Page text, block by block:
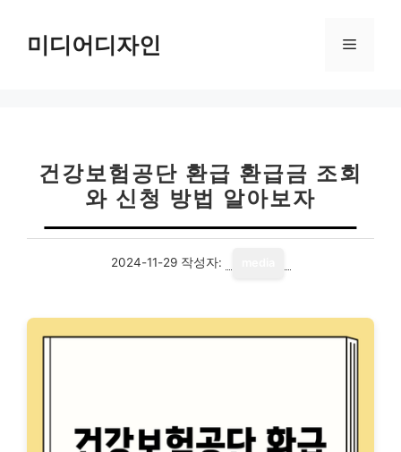
미디어디자인 메
건강보험공단 환급 환급금 조회
와 신청 방법 알아보자
2024-11-29 작성자: